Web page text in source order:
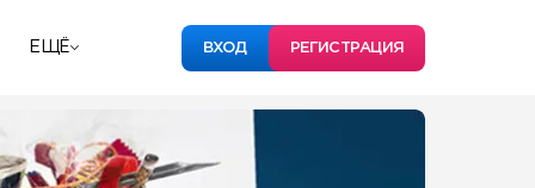
ЕЩЁ ВХОД РЕГИСТРАЦИЯ